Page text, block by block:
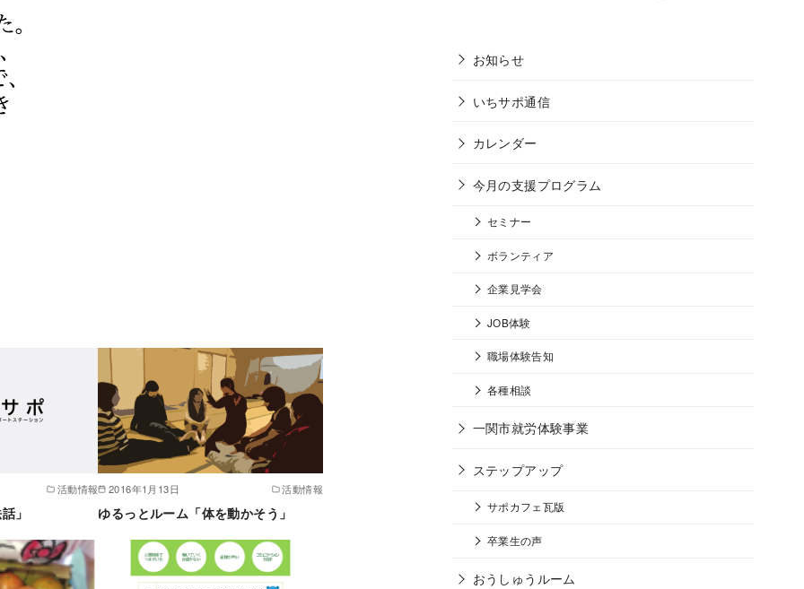
活動情報
」
2016年1月13日 活動情報
ゆるっとルーム「体を動かそう」
お知らせ
いちサポ通信
カレンダー
今月の支援プログラム
セミナー
ボランティア
企業見学会
JOB体験
職場体験告知
各種相談
一関市就労体験事業
ステップアップ
サポカフェ瓦版
卒業生の声
おうしゅうルーム